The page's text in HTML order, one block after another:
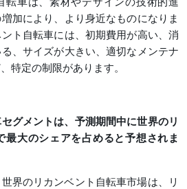
転車は、素材やデザインの技術的進
加により、より身近なものになりま
ト自転車には、初期費用が高い、消
、サイズが大きい、適切なメンテナ
特定の制限があります。
グメントは、予測期間中に世界のリ
最大のシェアを占めると予想されま
界のリカンベント自転車市場は、リ